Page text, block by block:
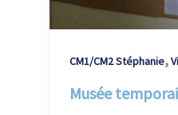
CM1/CM2 Stéphanie,
Musée